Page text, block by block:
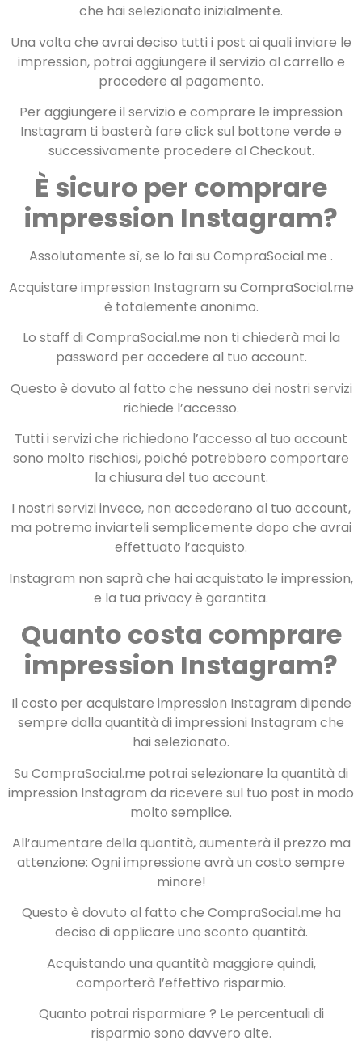
che hai selezionato inizialmente.
Una volta che avrai deciso tutti i post ai quali inviare le
impression, potrai aggiungere il servizio al carrello e
procedere al pagamento.
Per aggiungere il servizio e comprare le impression
Instagram ti basterà fare click sul bottone verde e
successivamente procedere al Checkout.
È sicuro per comprare
impression Instagram?
Assolutamente sì, se lo fai su CompraSocial.me .
Acquistare impression Instagram su CompraSocial.me
è totalemente anonimo.
Lo staff di CompraSocial.me non ti chiederà mai la
password per accedere al tuo account.
Questo è dovuto al fatto che nessuno dei nostri servizi
richiede l’accesso.
Tutti i servizi che richiedono l’accesso al tuo account
sono molto rischiosi, poiché potrebbero comportare
la chiusura del tuo account.
I nostri servizi invece, non accederano al tuo account,
ma potremo inviarteli semplicemente dopo che avrai
effettuato l’acquisto.
Instagram non saprà che hai acquistato le impression,
e la tua privacy è garantita.
Quanto costa comprare
impression Instagram?
Il costo per acquistare impression Instagram dipende
sempre dalla quantità di impressioni Instagram che
hai selezionato.
Su CompraSocial.me potrai selezionare la quantità di
impression Instagram da ricevere sul tuo post in modo
molto semplice.
All’aumentare della quantità, aumenterà il prezzo ma
attenzione: Ogni impressione avrà un costo sempre
minore!
Questo è dovuto al fatto che CompraSocial.me ha
deciso di applicare uno sconto quantità.
Acquistando una quantità maggiore quindi,
comporterà l’effettivo risparmio.
Quanto potrai risparmiare ? Le percentuali di
risparmio sono davvero alte.